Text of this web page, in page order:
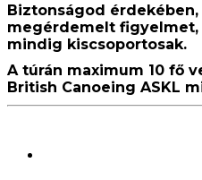
Biztonságod
megérdemelt figyelmet,
mindig kiscsoportosak.
A túrán maximum 10 fő
British Canoeing ASKL